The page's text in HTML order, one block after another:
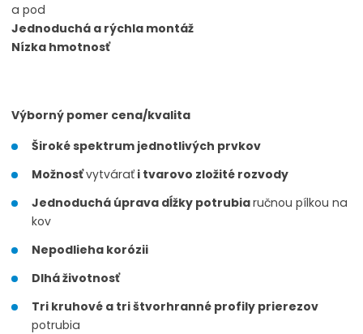
a pod
Jednoduchá a rýchla montáž
Nízka hmotnosť
Výborný pomer cena/kvalita
Široké spektrum jednotlivých prvkov
Možnosťvytvárať i tvarovo zložité rozvody
Jednoduchá úprava dĺžky potrubiaručnou pílkou na
kov
Nepodlieha korózii
Dlhá životnosť
Tri kruhové a tri štvorhranné profily prierezov
potrubia